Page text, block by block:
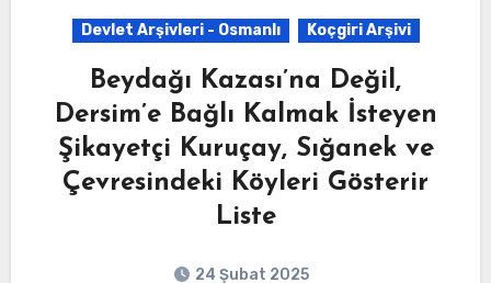
Devlet Arşivleri - Osmanlı Koçgiri Arşivi
Beydağı Kazası’na Değil,
Dersim’e Bağlı Kalmak İsteyen
Şikayetçi Kuruçay, Sığanek ve
Çevresindeki Köyleri Gösterir
Liste
24 Şubat 2025